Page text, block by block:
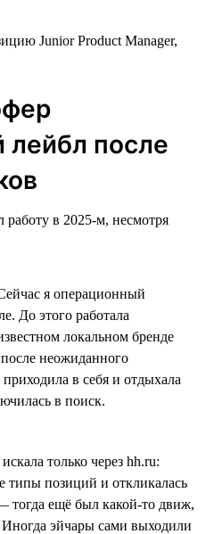
Junior Product Manager,
лейбл после
я операционный
До этого работала
локальном бренде
неожиданного
в себя и отдыхала
в поиск.
только через hh.ru:
типы позиций и откликалась
тогда ещё был какой-то движ,
Иногда эйчары сами выходили